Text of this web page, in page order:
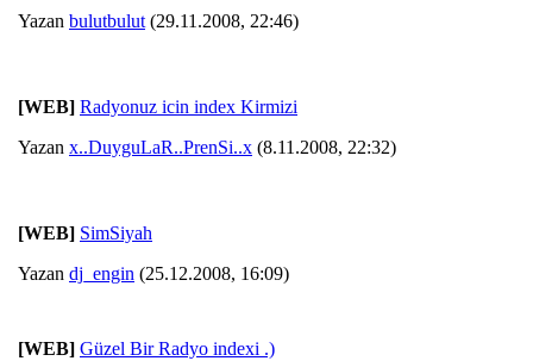
Yazan bulutbulut (29.11.2008, 22:46)
[WEB] Radyonuz icin index Kirmizi
Yazan x..DuyguLaR..PrenSi..x (8.11.2008, 22:32)
[WEB] SimSiyah
Yazan dj_engin (25.12.2008, 16:09)
[WEB] Güzel Bir Radyo indexi .)